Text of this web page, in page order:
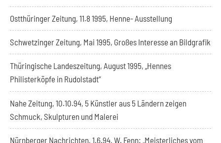
Ostthüringer Zeitung, 11.8 1995, Henne- Ausstellung
Schwetzinger Zeitung, Mai 1995, Großes Interesse an Bildgrafik
Thüringische Landeszeitung, August 1995, „Hennes
Philisterköpfe in Rudolstadt“
Nahe Zeitung, 10.10.94, 5 Künstler aus 5 Ländern zeigen
Schmuck, Skulpturen und Malerei
Nürnberger Nachrichten, 1.6.94, W. Fenn: „Meisterliches vom